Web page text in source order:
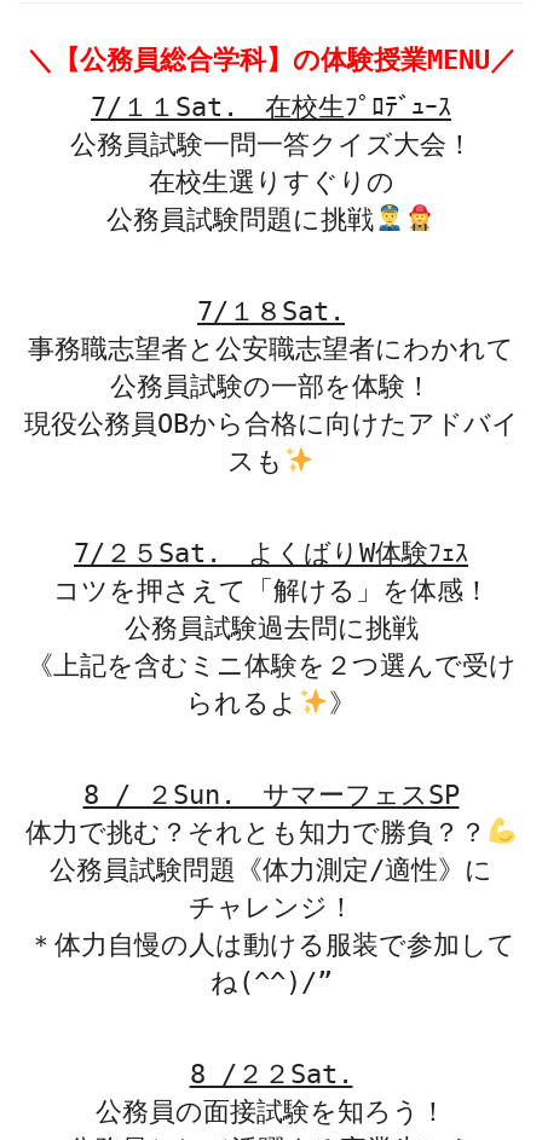
＼【公務員総合学科】の体験授業MENU／
7/１１Sat. 在校生ﾌﾟﾛﾃﾞｭｰｽ
公務員試験一問一答クイズ大会！
在校生選りすぐりの
公務員試験問題に挑戦
7/１８Sat.
事務職志望者と公安職志望者にわかれて
公務員試験の一部を体験！
現役公務員OBから合格に向けたアドバイ
スも
7/２５Sat. よくばりW体験ﾌｪｽ
コツを押さえて「解ける」を体感！
公務員試験過去問に挑戦
《上記を含む ミニ体験を２つ選んで受け
られるよ
》
8 / ２Sun. サマーフェスSP
体力で挑む？それとも知力で勝負？？
公務員試験問題《体力測定/適性》に
チャレンジ！
＊体力自慢の人は動ける服装で参加して
ね(^^)/”
8 /２２Sat.
公務員の面接試験を知ろう！